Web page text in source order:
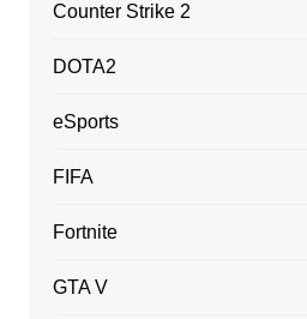
Counter Strike 2
DOTA2
eSports
FIFA
Fortnite
GTA V